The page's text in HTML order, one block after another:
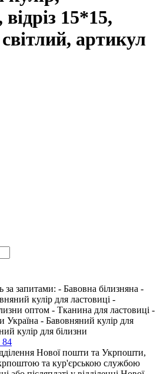
15*15,
артикул
за запитами: - Бавовна білизняна -
кулір для ластовиці -
оптом - Тканина для ластовиці -
Україна - Бавовняний кулір для
кулір для білизни
84
Нової пошти та Укрпошти,
та кур'єрською службою